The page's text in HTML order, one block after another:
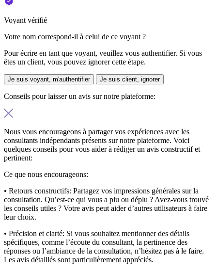
Voyant vérifié
Votre nom correspond-il à celui de ce voyant ?
Pour écrire en tant que voyant, veuillez vous authentifier. Si vous
êtes un client, vous pouvez ignorer cette étape.
Je suis voyant, m'authentifier Je suis client, ignorer
Conseils pour laisser un avis sur notre plateforme:
Nous vous encourageons à partager vos expériences avec les
consultants indépendants présents sur notre plateforme. Voici
quelques conseils pour vous aider à rédiger un avis constructif et
pertinent:
Ce que nous encourageons:
• Retours constructifs: Partagez vos impressions générales sur la
consultation. Qu’est-ce qui vous a plu ou déplu ? Avez-vous trouvé
les conseils utiles ? Votre avis peut aider d’autres utilisateurs à faire
leur choix.
• Précision et clarté: Si vous souhaitez mentionner des détails
spécifiques, comme l’écoute du consultant, la pertinence des
réponses ou l’ambiance de la consultation, n’hésitez pas à le faire.
Les avis détaillés sont particulièrement appréciés.